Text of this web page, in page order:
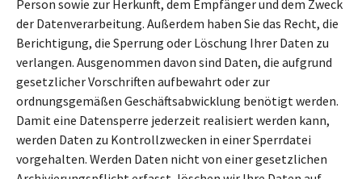
Person sowie zur Herkunft, dem Empfänger und dem Zweck
der Datenverarbeitung. Außerdem haben Sie das Recht, die
Berichtigung, die Sperrung oder Löschung Ihrer Daten zu
verlangen. Ausgenommen davon sind Daten, die aufgrund
gesetzlicher Vorschriften aufbewahrt oder zur
ordnungsgemäßen Geschäftsabwicklung benötigt werden.
Damit eine Datensperre jederzeit realisiert werden kann,
werden Daten zu Kontrollzwecken in einer Sperrdatei
vorgehalten. Werden Daten nicht von einer gesetzlichen